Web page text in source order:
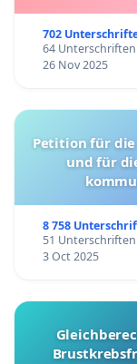
702
64 Unterschriften
26 Nov 2025
Petition für die Abschaffung der Tötungsstationen
und für
8 758
51 Unterschriften
3 Oct 2025